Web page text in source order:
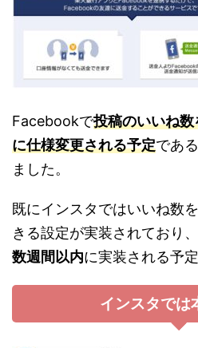
Facebookで投稿のいいね
に仕様変更される予定であ
ました。
既にインスタではいいね数
きる設定が実装されており
数週間以内に実装される予
インスタでは